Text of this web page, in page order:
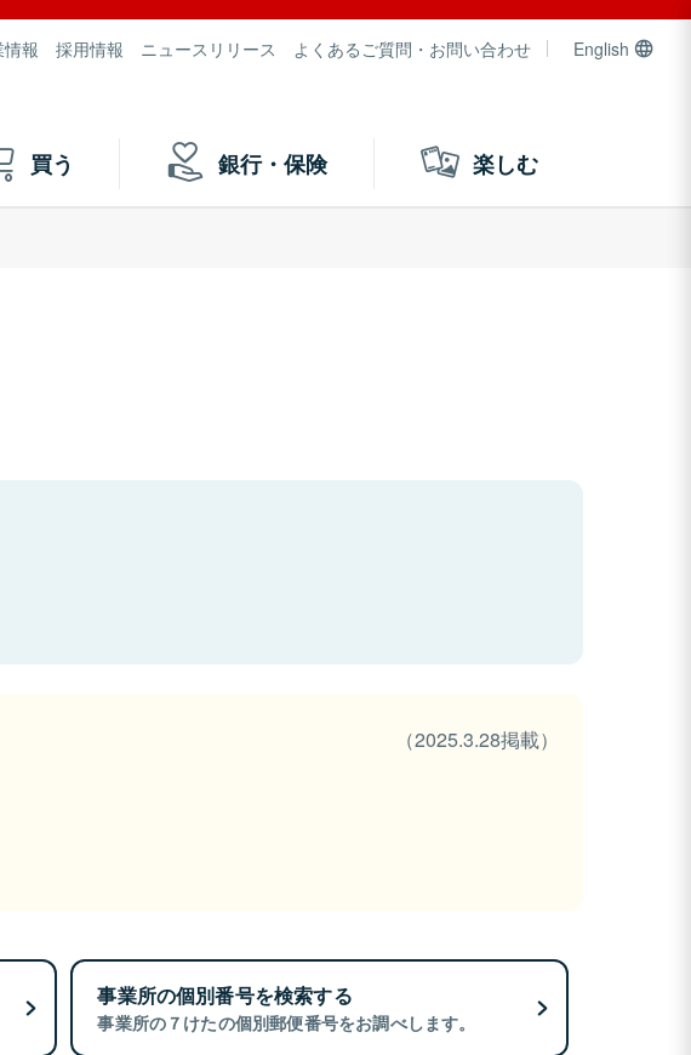
報 採用情報 ニュースリリース よくあるご質問・お問い合わせ English
買う 銀行・保険 楽しむ
（2025.3.28掲載）
事業所の個別番号を検索する
事業所の７けたの個別郵便番号をお調べします。